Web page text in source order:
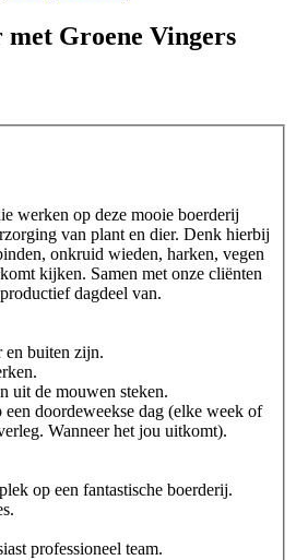
Groene Vingers
werken op deze mooie boerderij
van plant en dier. Denk hierbij
onkruid wieden, harken, vegen
kijken. Samen met onze cliënten
dagdeel van.
en buiten zijn.
uit de mouwen steken.
een doordeweekse dag (elke week of
Wanneer het jou uitkomt).
op een fantastische boerderij.
professioneel team.